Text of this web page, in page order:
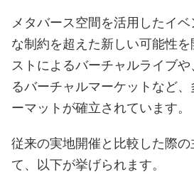
メタバース空間を活用したイ
な制約を超えた新しい可能性
ストによるバーチャルライブ
るバーチャルマーケットなど
ーマットが確立されています。
従来の実地開催と比較した際の
て、以下が挙げられます。